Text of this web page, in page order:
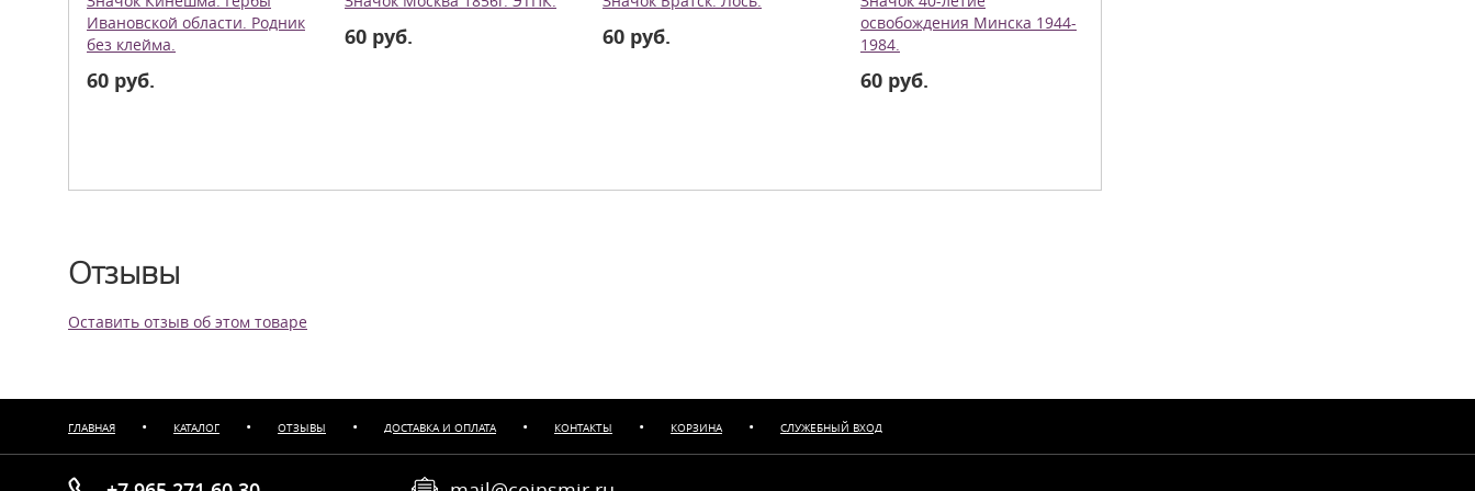
Ивановской области. Родник
без клейма.
60 руб.
60 руб. 60 руб.
освобождения Минска 1944-
1984.
60 руб.
Отзывы
Оставить отзыв об этом товаре
ГЛАВНАЯ • КАТАЛОГ • ОТЗЫВЫ • ДОСТАВКА И ОПЛАТА • КОНТАКТЫ • КОРЗИНА • СЛУЖЕБНЫЙ ВХОД